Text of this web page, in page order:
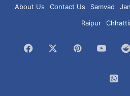
About Us
Contact Us Samvad
Raipur
Facebook Pinterest